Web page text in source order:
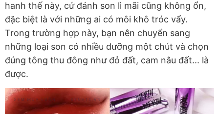
hanh thế này, cứ đánh son lì mãi cũng không ổn,
đặc biệt là với những ai có môi khô tróc vẩy.
Trong trường hợp này, bạn nên chuyển sang
những loại son có nhiều dưỡng một chút và chọn
đúng tông thu đông như đỏ đất, cam nâu đất... là
được.